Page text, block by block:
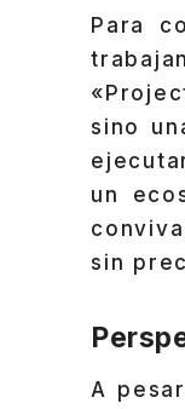
Para
sino
un
sin
A